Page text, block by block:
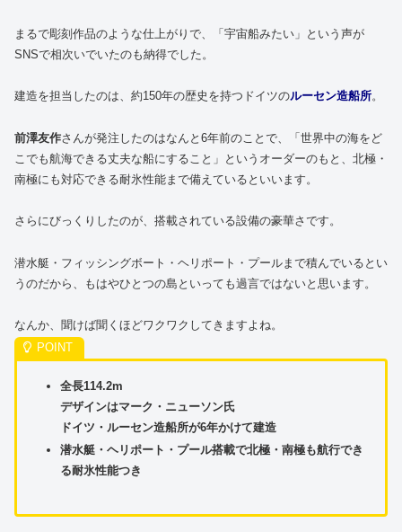
まるで彫刻作品のような仕上がりで、「宇宙船みたい」という声が
SNSで相次いでいたのも納得でした。
建造を担当したのは、約150年の歴史を持つドイツのルーセン造船所。
前澤友作さんが発注したのはなんと6年前のことで、「世界中の海をど
こでも航海できる丈夫な船にすること」というオーダーのもと、北極・
南極にも対応できる耐氷性能まで備えているといいます。
さらにびっくりしたのが、搭載されている設備の豪華さです。
潜水艇・フィッシングボート・ヘリポート・プールまで積んでいるとい
うのだから、もはやひとつの島といっても過言ではないと思います。
なんか、聞けば聞くほどワクワクしてきますよね。
全長114.2m
デザインはマーク・ニューソン氏
ドイツ・ルーセン造船所が6年かけて建造
潜水艇・ヘリポート・プール搭載で北極・南極も航行でき
る耐氷性能つき